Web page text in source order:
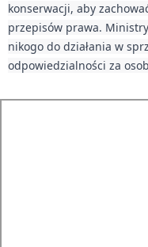
konserwacji, aby
przepisów prawa.
nikogo do działania w
odpowiedzialności za